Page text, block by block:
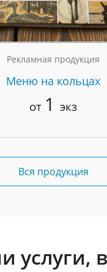
Рекламная продукция
Меню на кольцах
от 1 экз
Вся продукция
услуги,